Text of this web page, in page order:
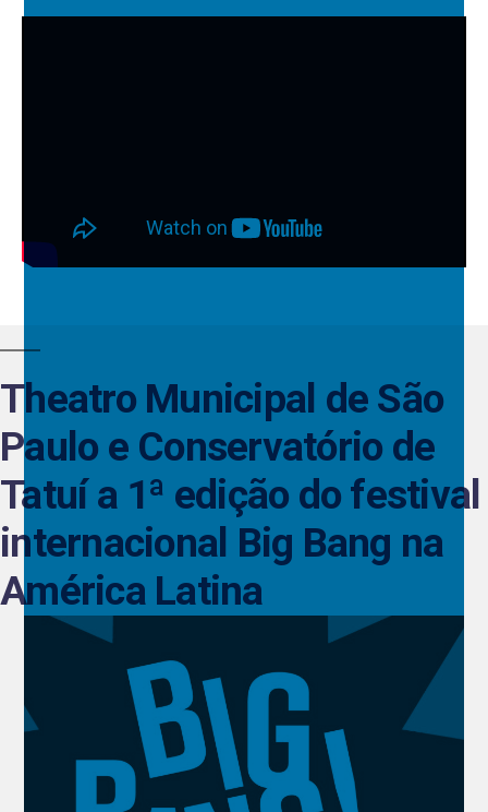
Theatro Municipal de São
Paulo e Conservatório de
Tatuí a 1ª edição do festival
internacional Big Bang na
América Latina